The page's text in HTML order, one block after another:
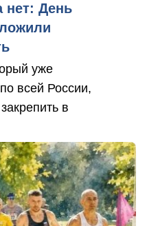
нет: День
уже
всей России,
в